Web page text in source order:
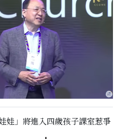
娃」將進入四歲孩子課室惹爭